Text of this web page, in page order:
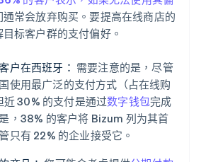
通常会放弃购买。要提高在线商店的
标客户群的支付偏好。
户在西班牙： 需要注意的是，尽管
使用最广泛的支付方式（占在线购
30% 的支付是通过数字钱包完成
，38% 的客户将 Bizum 列为其首
只有 22% 的企业接受它。